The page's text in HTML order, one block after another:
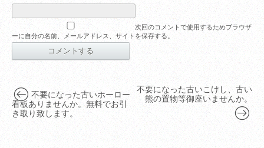
次回のコメントで使用するためブラウザ
ーに自分の名前、メールアドレス、サイトを保存する。
不要になった古いこけし、古い
熊の置物等御座いませんか。
不要になった古いホーロー
看板ありませんか。無料でお引
き取り致します。